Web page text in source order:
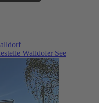
Walldofer See